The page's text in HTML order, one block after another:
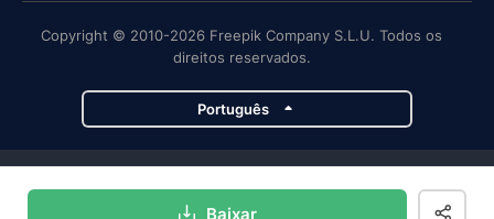
Baixar
Copyright © 2010-2026 Freepik Company S.L.U. Todos os
direitos reservados.
Português